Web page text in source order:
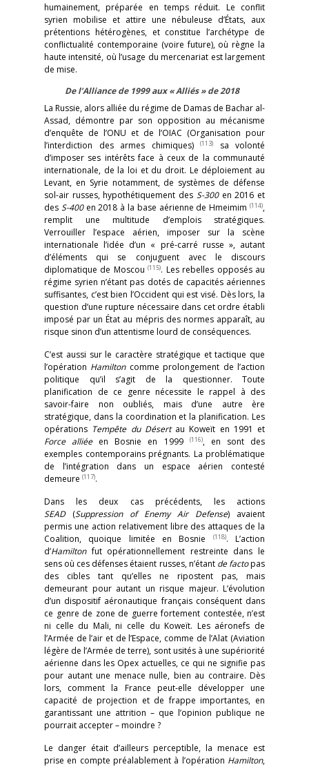
humainement, préparée en temps réduit. Le conflit
syrien mobilise et attire une nébuleuse d’États, aux
prétentions hétérogènes, et constitue l’archétype de
conflictualité contemporaine (voire future), où règne la
haute intensité, où l’usage du mercenariat est largement
de mise.
De l’Alliance de 1999 aux « Alliés » de 2018
La Russie, alors alliée du régime de Damas de Bachar al-
Assad, démontre par son opposition au mécanisme
d’enquête de l’ONU et de l’OIAC (Organisation pour
l’interdiction des armes chimiques)
(113)
sa volonté
d’imposer ses intérêts face à ceux de la communauté
internationale, de la loi et du droit. Le déploiement au
Levant, en Syrie notamment, de systèmes de défense
sol-air russes, hypothétiquement des S-300en 2016 et
des S-400en 2018 à la base aérienne de Hmeimim(114),
remplit une multitude d’emplois stratégiques.
Verrouiller l’espace aérien, imposer sur la scène
internationale l’idée d’un « pré-carré russe », autant
d’éléments qui se conjuguent avec le discours
diplomatique de Moscou(115). Les rebelles opposés au
régime syrien n’étant pas dotés de capacités aériennes
suffisantes, c’est bien l’Occident qui est visé. Dès lors, la
question d’une rupture nécessaire dans cet ordre établi
imposé par un État au mépris des normes apparaît, au
risque sinon d’un attentisme lourd de conséquences.
C’est aussi sur le caractère stratégique et tactique que
l’opération Hamiltoncomme prolongement de l’action
politique qu’il s’agit de la questionner. Toute
planification de ce genre nécessite le rappel à des
savoir-faire non oubliés, mais d’une autre ère
stratégique, dans la coordination et la planification. Les
opérations Tempête du Désert au Koweït en 1991 et
Force alliéeen Bosnie en 1999 (116), en sont des
exemples contemporains prégnants. La problématique
de l’intégration dans un espace aérien contesté
demeure (117).
Dans les deux cas précédents, les actions
SEAD(Suppression of Enemy Air Defense) avaient
permis une action relativement libre des attaques de la
Coalition, quoique limitée en Bosnie
(118). L’action
d’Hamiltonfut opérationnellement restreinte dans le
sens où ces défenses étaient russes, n’étant de factopas
des cibles tant qu’elles ne ripostent pas, mais
demeurant pour autant un risque majeur. L’évolution
d’un dispositif aéronautique français conséquent dans
ce genre de zone de guerre fortement contestée, n’est
ni celle du Mali, ni celle du Koweït. Les aéronefs de
l’Armée de l’air et de l’Espace, comme de l’Alat (Aviation
légère de l’Armée de terre), sont usités à une supériorité
aérienne dans les Opex actuelles, ce qui ne signifie pas
pour autant une menace nulle, bien au contraire. Dès
lors, comment la France peut-elle développer une
capacité de projection et de frappe importantes, en
garantissant une attrition – que l’opinion publique ne
pourrait accepter – moindre ?
Le danger était d’ailleurs perceptible, la menace est
prise en compte préalablement à l’opération Hamilton,